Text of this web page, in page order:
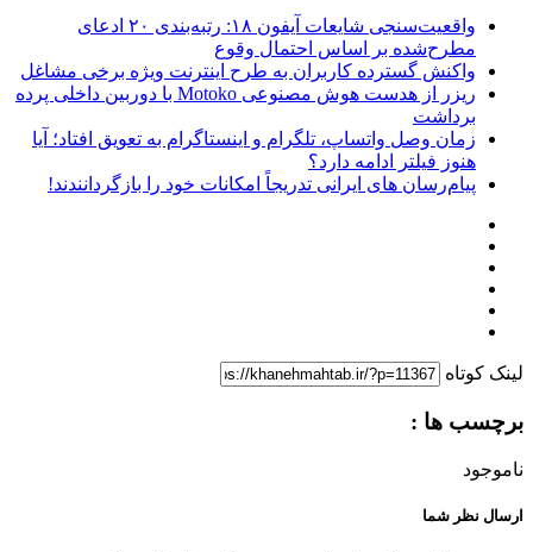
واقعیت‌سنجی شایعات آیفون ۱۸: رتبه‌بندی ۲۰ ادعای
مطرح‌شده بر اساس احتمال وقوع
واکنش گسترده کاربران به طرح اینترنت ویژه برخی مشاغل
ریزر از هدست هوش مصنوعی Motoko با دوربین داخلی پرده
برداشت
زمان وصل واتساپ، تلگرام و اینستاگرام به تعویق افتاد؛ آیا
هنوز فیلتر ادامه دارد؟
پیام‌رسان‌ های ایرانی تدریجاً امکانات خود را بازگردانندند!
لینک کوتاه
برچسب ها :
ناموجود
ارسال نظر شما